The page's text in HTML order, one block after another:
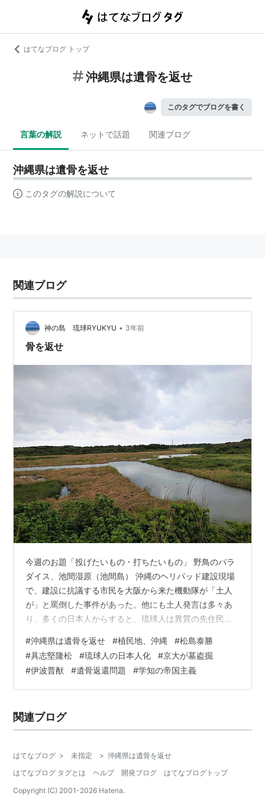
はてなブログ トップ
沖縄県は遺骨を返せ
このタグでブログを書く
言葉の解説 ネットで話題 関連ブログ
沖縄県は遺骨を返せ
このタグの解説について
関連ブログ
神の島 琉球RYUKYU • 3年前
骨を返せ
今週のお題「投げたいもの・打ちたいもの」 野鳥のパラ
ダイス、池間湿原（池間島） 沖縄のヘリパッド建設現場
で、建設に抗議する市民を大阪から来た機動隊が「土人
が」と罵倒した事件があった。他にも土人発言は多々あ
り、多くの日本人からすると、琉球人は異質の先住民族
究するため、京都大学はなんと琉球人の墓を盗掘し、遺
骨を持ち去った。墓荒らしである。沖縄学の父と言われ
る琉球人、伊波普猷（いはふゆう）という学者の手引き
があったそうで、びっくりした。まさか、琉球人が日本
はない。台湾大学から沖縄県教育委員会に琉球…
#沖縄県は遺骨を返せ #植民地、沖縄 #松島泰勝
#具志堅隆松 #琉球人の日本人化 #京大が墓盗掘
#伊波普猷 #遺骨返還問題 #学知の帝国主義
関連ブログ
はてなブログ > 未指定 > 沖縄県は遺骨を返せ
はてなブログ タグとは
ヘルプ 開発ブログ
はてなブログトップ
Copyright (C) 2001-2026 Hatena.